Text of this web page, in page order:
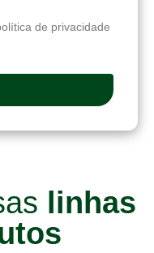
de privacidade
linhas